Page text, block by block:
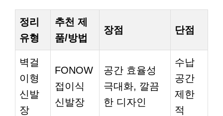
정리
유형
추천 제
품/방법
장점 단점
벽걸
이형
신발
장
FONOW
접이식
신발장
공간 효율성
극대화, 깔끔
한 디자인
수납
공간
제한
적